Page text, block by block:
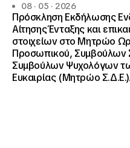
08 · 05 · 2026
Πρόσκληση Εκδήλωσης
Αίτησης Ένταξης και
στοιχείων στο Μητρώο
Προσωπικού, Συμβούλων
Συμβούλων Ψυχολόγων
Ευκαιρίας (Μητρώο